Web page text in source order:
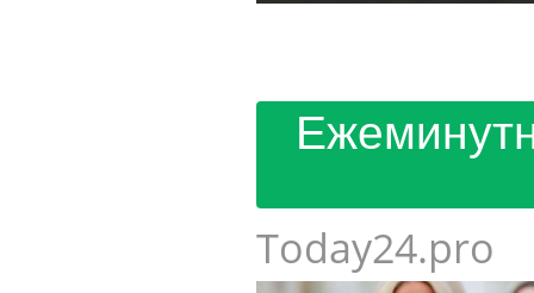
Today24.pro